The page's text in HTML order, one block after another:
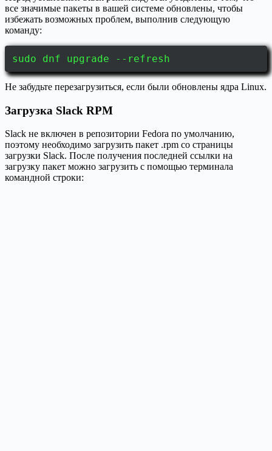
все значимые пакеты в вашей системе обновлены, чтобы
избежать возможных проблем, выполнив следующую
команду:
sudo dnf upgrade --refresh
Не забудьте перезагрузиться, если были обновлены ядра Linux.
Загрузка Slack RPM
Slack не включен в репозитории Fedora по умолчанию,
поэтому необходимо загрузить пакет .rpm со страницы
загрузки Slack. После получения последней ссылки на
загрузку пакет можно загрузить с помощью терминала
командной строки: